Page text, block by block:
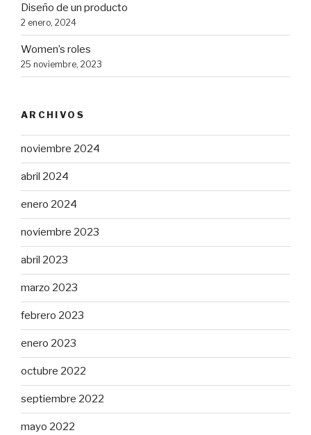
Diseño de un producto
2 enero, 2024
Women’s roles
25 noviembre, 2023
ARCHIVOS
noviembre 2024
abril 2024
enero 2024
noviembre 2023
abril 2023
marzo 2023
febrero 2023
enero 2023
octubre 2022
septiembre 2022
mayo 2022